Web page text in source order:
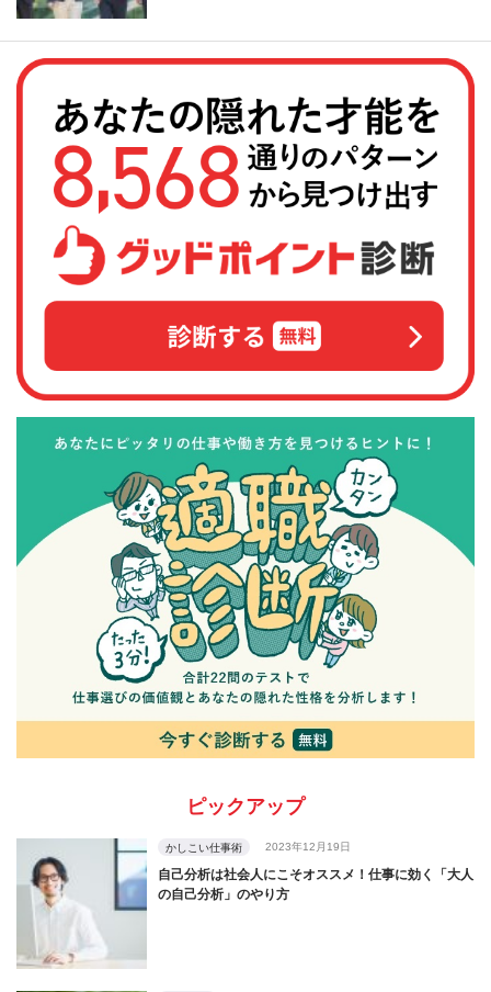
ピックアップ
かしこい仕事術 2023年12月19日
自己分析は社会人にこそオススメ！仕事に効く「大人
の自己分析」のやり方